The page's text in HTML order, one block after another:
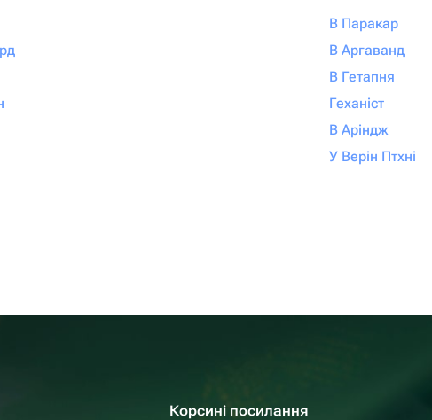
В Паракар
В Аргаванд
В Гетапня
Геханіст
В Аріндж
У Верін Птхні
Корсині посилання